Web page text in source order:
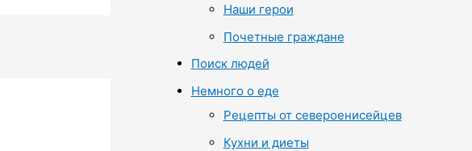
Наши герои
Почетные граждане
Поиск людей
Немного о еде
Рецепты от североенисейцев
Кухни и диеты